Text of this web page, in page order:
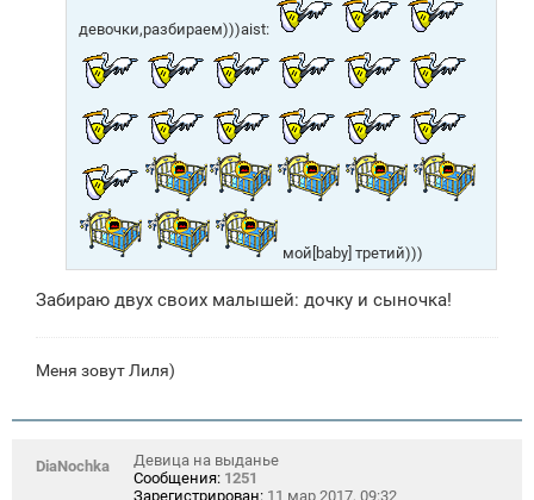
девочки,разбираем)))aist:
мой[baby] третий)))
Забираю двух своих малышей: дочку и сыночка!
Меня зовут Лиля)
DiaNochka
Девица на выданье
Сообщения: 1251
Зарегистрирован: 11 мар 2017, 09:32